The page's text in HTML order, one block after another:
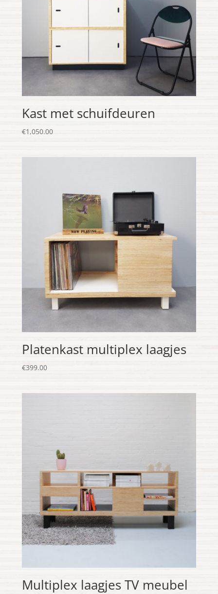
Kast met schuifdeuren
€1,050.00
Platenkast multiplex laagjes
€399.00
Multiplex laagjes TV meubel